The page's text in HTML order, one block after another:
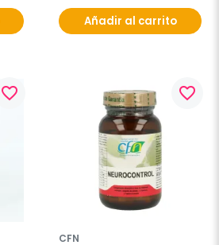
Añadir al carrito
favorite_border favorite_border
CFN